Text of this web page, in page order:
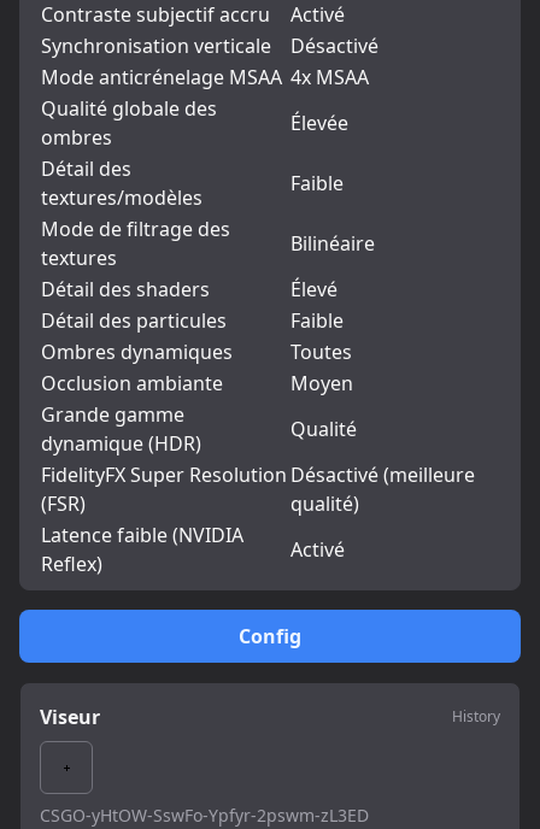
Config
Viseur History
CSGO-yHtOW-SswFo-Ypfyr-2pswm-zL3ED
Contraste subjectif accru
Activé
Synchronisation verticale
Désactivé
Mode anticrénelage MSAA 4x MSAA
Qualité globale des
ombres
Élevée
Détail des
textures/modèles
Faible
Mode de filtrage des
textures
Bilinéaire
Détail des shaders
Élevé
Détail des particules
Faible
Ombres dynamiques
Toutes
Occlusion ambiante
Moyen
Grande gamme
dynamique (HDR)
Qualité
FidelityFX Super Resolution
(FSR)
Désactivé (meilleure
qualité)
Latence faible (NVIDIA
Reflex)
Activé